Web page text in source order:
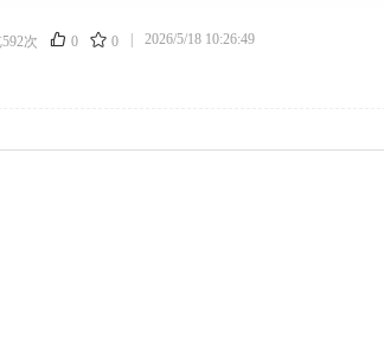
次 0 0 2026/5/18 10:26:49